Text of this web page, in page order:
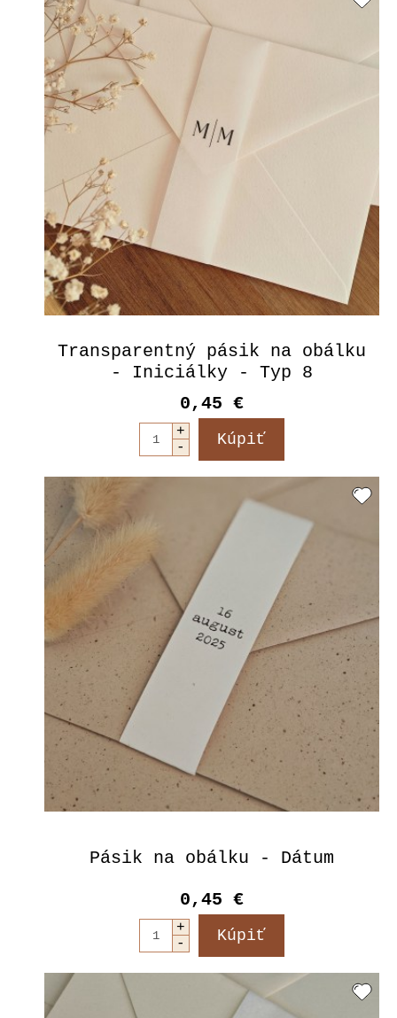
Transparentný pásik na obálku
- Iniciálky - Typ 8
0,45 €
Pásik na obálku - Dátum
0,45 €